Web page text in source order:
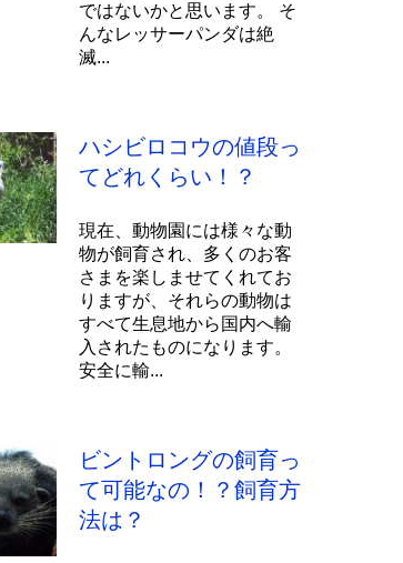
ではないかと思います。 そ
んなレッサーパンダは絶
滅...
ハシビロコウの値段っ
てどれくらい！？
現在、動物園には様々な動
物が飼育され、多くのお客
さまを楽しませてくれてお
りますが、それらの動物は
すべて生息地から国内へ輸
入されたものになります。
安全に輸...
ビントロングの飼育っ
て可能なの！？飼育方
法は？